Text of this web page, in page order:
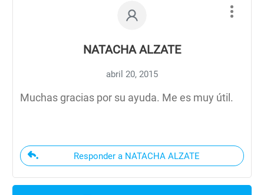
NATACHA ALZATE
abril 20, 2015
Muchas gracias por su ayuda. Me es muy útil.
Responder a NATACHA ALZATE